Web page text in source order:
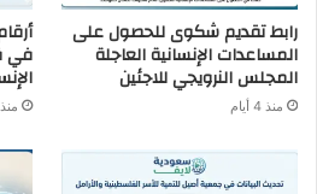
رابط تقديم شكوى للحصول على
المساعدات الإنسانية العاجلة
المجلس النرويجي للاجئين
منذ 4 أيام
في
منذ 6 أيام